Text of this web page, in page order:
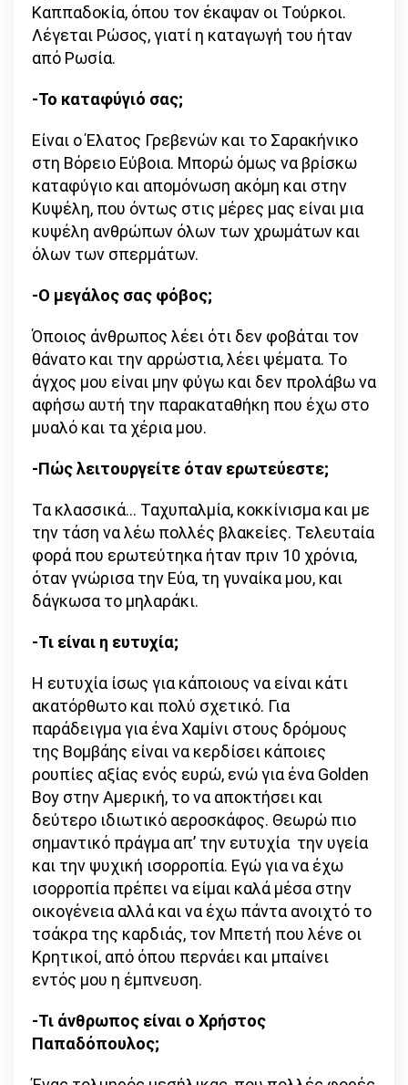
Καππαδοκία, όπου τον έκαψαν οι Τούρκοι.
Λέγεται Ρώσος, γιατί η καταγωγή του ήταν
από Ρωσία.
-Το καταφύγιό σας;
Είναι ο Έλατος Γρεβενών και το Σαρακήνικο
στη Βόρειο Εύβοια. Μπορώ όμως να βρίσκω
καταφύγιο και απομόνωση ακόμη και στην
Κυψέλη, που όντως στις μέρες μας είναι μια
κυψέλη ανθρώπων όλων των χρωμάτων και
όλων των σπερμάτων.
-Ο μεγάλος σας φόβος;
Όποιος άνθρωπος λέει ότι δεν φοβάται τον
θάνατο και την αρρώστια, λέει ψέματα. Το
άγχος μου είναι μην φύγω και δεν προλάβω να
αφήσω αυτή την παρακαταθήκη που έχω στο
μυαλό και τα χέρια μου.
-Πώς λειτουργείτε όταν ερωτεύεστε;
Τα κλασσικά… Ταχυπαλμία, κοκκίνισμα και με
την τάση να λέω πολλές βλακείες. Τελευταία
φορά που ερωτεύτηκα ήταν πριν 10 χρόνια,
όταν γνώρισα την Εύα, τη γυναίκα μου, και
δάγκωσα το μηλαράκι.
-Τι είναι η ευτυχία;
Η ευτυχία ίσως για κάποιους να είναι κάτι
ακατόρθωτο και πολύ σχετικό. Για
παράδειγμα για ένα Χαμίνι στους δρόμους
της Βομβάης είναι να κερδίσει κάποιες
ρουπίες αξίας ενός ευρώ, ενώ για ένα Golden
Boy στην Αμερική, το να αποκτήσει και
δεύτερο ιδιωτικό αεροσκάφος. Θεωρώ πιο
σημαντικό πράγμα απ’ την ευτυχία την υγεία
και την ψυχική ισορροπία. Εγώ για να έχω
ισορροπία πρέπει να είμαι καλά μέσα στην
οικογένεια αλλά και να έχω πάντα ανοιχτό το
τσάκρα της καρδιάς, τον Μπετή που λένε οι
Κρητικοί, από όπου περνάει και μπαίνει
εντός μου η έμπνευση.
-Τι άνθρωπος είναι ο Χρήστος
Παπαδόπουλος;